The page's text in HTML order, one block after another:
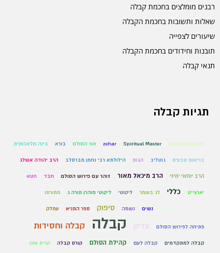
רבנים מומלצים בחכמת קבלה
שאלות ותשובות בחכמת הקבלה
שיעורים לצפייה
תובנות וחידודים בחכמת הקבלה
תנאי קבלה
תגיות קבלה
Real Kabbalah
Spiritual Master
zohar אור הסולם בורא בינה מלאכותית
בריאות טבעית גוטליב הגות הילולתא רבי נחמן מברסלב הרב יהודה אשלג
הרב יוחאי ימיני הרב מיכאל מאור זוהר עם פירוש הסולם חבד חטא
יארצייט כללי לג בעומר ליקוטי ליקוטי מוהרן תורה ג מתורתו
נשים נשמה סיפוק ספר התניא עמלק
פתיחה לפירוש הסולם צדיק קבלה קבלה וחסידות
קבלה למתקדמים קבלה לעם קהילת הסולם קורס קבלה קרית אונו